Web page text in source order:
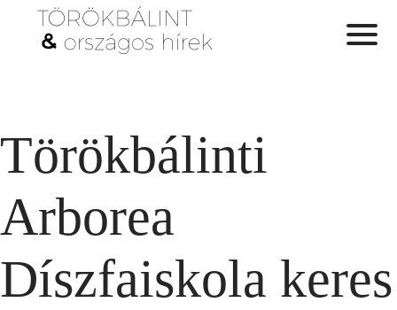
Törökbálinti
Arborea
Díszfaiskola keres